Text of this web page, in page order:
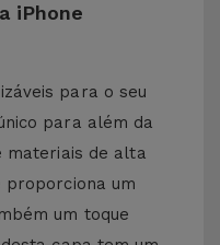
iPhone
para o seu
para além da
materiais de alta
proporciona um
um toque